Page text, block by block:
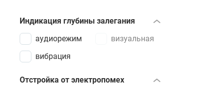
Индикация глубины залегания
аудиорежим
вибрация
визуальная
Отстройка от электропомех